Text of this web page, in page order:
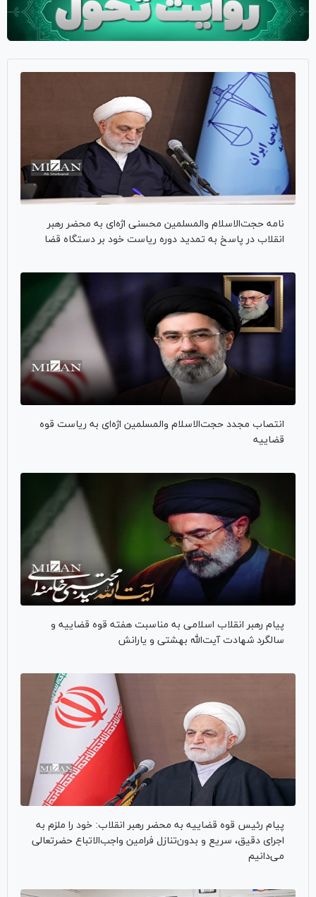
نامه حجت‌الاسلام والمسلمین محسنی اژه‌ای به محضر رهبر
انقلاب در پاسخ به تمدید دوره ریاست خود بر دستگاه قضا
انتصاب مجدد حجت‌الاسلام والمسلمین اژه‌ای به ریاست قوه
قضاییه
پیام رهبر انقلاب اسلامی به مناسبت هفته قوه قضاییه و
سالگرد شهادت آیت‌الله بهشتی و یارانش
پیام رئیس قوه قضاییه به محضر رهبر انقلاب: خود را ملزم به
اجرای دقیق، سریع و بدون‌تنازل فرامین واجب‌الاتباع حضرتعالی
می‌دانیم